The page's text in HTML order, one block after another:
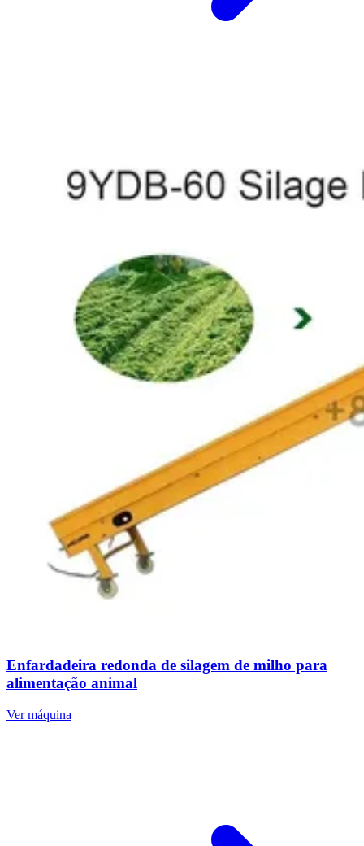
Enfardadeira redonda de silagem de milho para
alimentação animal
Ver máquina